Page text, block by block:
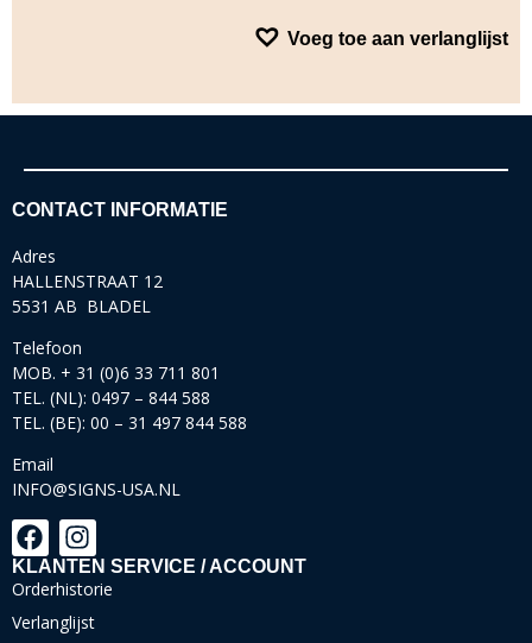
Voeg toe aan verlanglijst
CONTACT INFORMATIE
Adres
HALLENSTRAAT 12
5531 AB BLADEL
Telefoon
MOB. + 31 (0)6 33 711 801
TEL. (NL): 0497 – 844 588
TEL. (BE): 00 – 31 497 844 588
Email
INFO@SIGNS-USA.NL
KLANTEN SERVICE / ACCOUNT
Orderhistorie
Verlanglijst